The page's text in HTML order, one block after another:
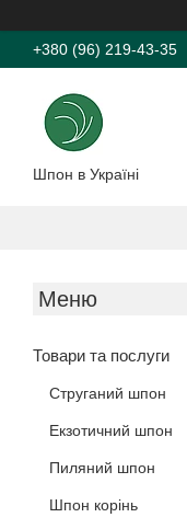
+380 (96) 219-43-35
Шпон в Україні
Товари та послуги
Струганий шпон
Екзотичний шпон
Пиляний шпон
Шпон корінь